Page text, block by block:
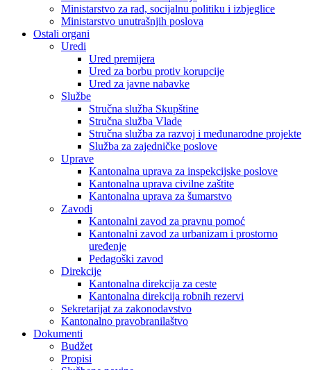
Ministarstvo za rad, socijalnu politiku i izbjeglice
Ministarstvo unutrašnjih poslova
Ostali organi
Uredi
Ured premijera
Ured za borbu protiv korupcije
Ured za javne nabavke
Službe
Stručna služba Skupštine
Stručna služba Vlade
Stručna služba za razvoj i međunarodne projekte
Služba za zajedničke poslove
Uprave
Kantonalna uprava za inspekcijske poslove
Kantonalna uprava civilne zaštite
Kantonalna uprava za šumarstvo
Zavodi
Kantonalni zavod za pravnu pomoć
Kantonalni zavod za urbanizam i prostorno
uređenje
Pedagoški zavod
Direkcije
Kantonalna direkcija za ceste
Kantonalna direkcija robnih rezervi
Sekretarijat za zakonodavstvo
Kantonalno pravobranilaštvo
Dokumenti
Budžet
Propisi